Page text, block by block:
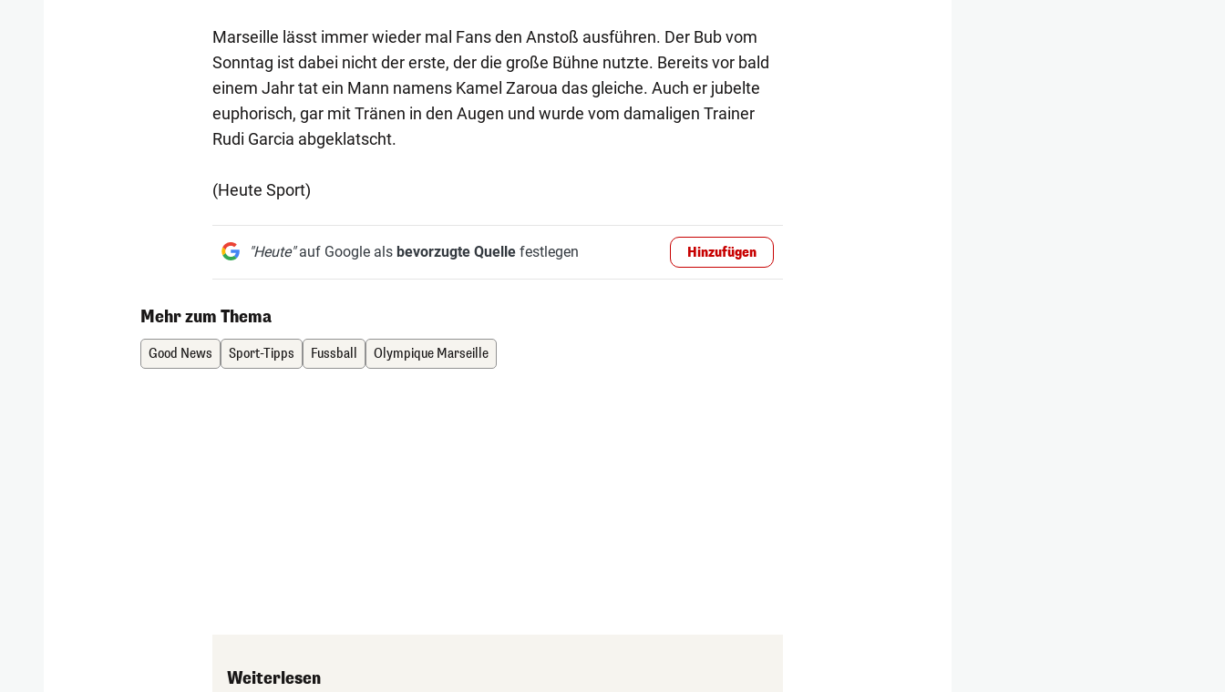
Marseille lässt immer wieder mal Fans den Anstoß ausführen. Der Bub vom
Sonntag ist dabei nicht der erste, der die große Bühne nutzte. Bereits vor bald
einem Jahr tat ein Mann namens Kamel Zaroua das gleiche. Auch er jubelte
euphorisch, gar mit Tränen in den Augen und wurde vom damaligen Trainer
Rudi Garcia abgeklatscht.
(Heute Sport)
"Heute"auf Google als bevorzugte Quellefestlegen Hinzufügen
Mehr zum Thema
Good News Sport-Tipps Fussball Olympique Marseille
Weiterlesen